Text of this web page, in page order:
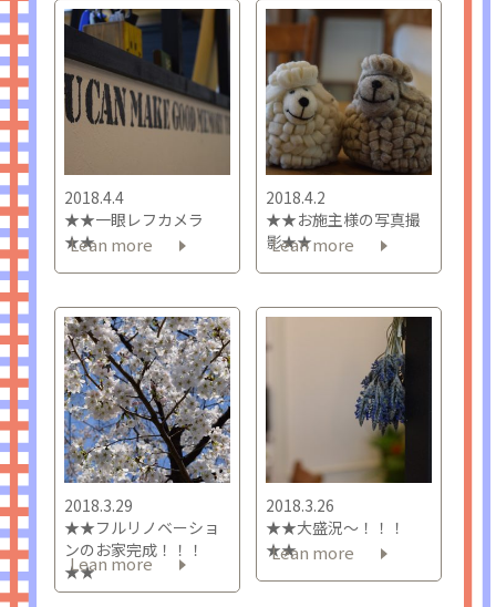
2018.4.4
★★一眼レフカメラ
★★
Lean more
2018.4.2
★★お施主様の写真撮
影★★
Lean more
2018.3.29
★★フルリノベーショ
ンのお家完成！！！
★★
Lean more
2018.3.26
★★大盛況～！！！
★★
Lean more